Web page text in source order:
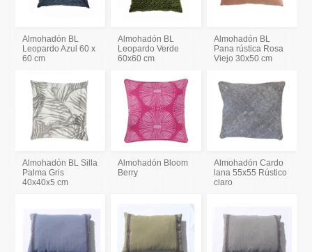
Almohadón BL
Leopardo Azul 60 x
60 cm
Almohadón BL
Leopardo Verde
60x60 cm
Almohadón BL
Pana rústica Rosa
Viejo 30x50 cm
Almohadón BL Silla
Palma Gris
40x40x5 cm
Almohadón Bloom
Berry
Almohadón Cardo
lana 55x55 Rústico
claro